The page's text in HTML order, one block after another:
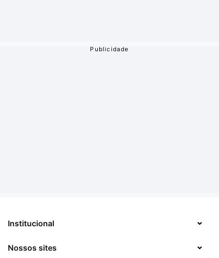
Institucional
Sobre
Nossos sites